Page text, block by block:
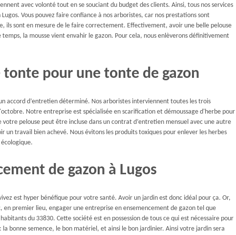
avec volonté tout en se souciant du budget des clients. Ainsi, tous nos services
Vous pouvez faire confiance à nos arboristes, car nos prestations sont
ils sont en mesure de le faire correctement. Effectivement, avoir une belle pelouse
la mousse vient envahir le gazon. Pour cela, nous enlèverons définitivement
tonte pour une tonte de gazon
accord d’entretien déterminé. Nos arboristes interviennent toutes les trois
Notre entreprise est spécialisée en scarification et démoussage d'herbe pour
pelouse peut être incluse dans un contrat d’entretien mensuel avec une autre
un travail bien achevé. Nous évitons les produits toxiques pour enlever les herbes
de gazon à Lugos
est hyper bénéfique pour votre santé. Avoir un jardin est donc idéal pour ça. Or,
en premier lieu, engager une entreprise en ensemencement de gazon tel que
du 33830. Cette société est en possession de tous ce qui est nécessaire pour
bonne semence, le bon matériel, et ainsi le bon jardinier. Ainsi votre jardin sera